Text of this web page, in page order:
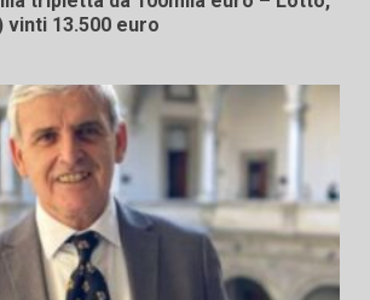
vinti 13.500 euro